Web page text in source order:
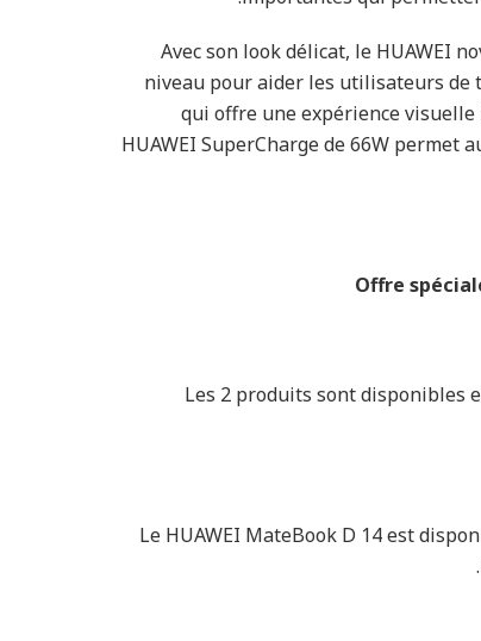
Avec son look délicat, le HUAWEI
niveau pour aider les utilisateurs de
qui offre une expérience
HUAWEI SuperCharge de 66W
Offre
Les 2 produits sont disponibles
Le HUAWEI MateBook D 14 est